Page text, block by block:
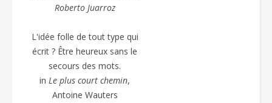
Roberto Juarroz
L'idée folle de tout type qui
écrit ? Être heureux sans le
secours des mots.
in Le plus court chemin,
Antoine Wauters